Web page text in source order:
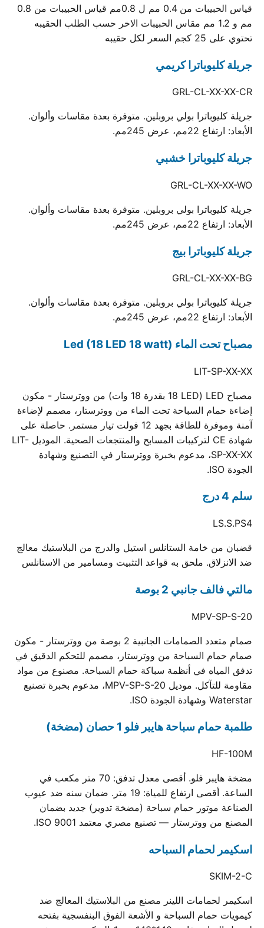
قياس الحبيبات من 0.4 مم ل 0.8مم قياس الحبيبات من 0.8
مم و 1.2 مم مقاس الحبيبات الاخر حسب الطلب الحقيبه
تحتوي على 25 كجم السعر لكل حقيبه
جريلة كليوباترا كريمي
GRL-CL-XX-XX-CR
جريلة كليوباترا بولي بروبلين. متوفرة بعدة مقاسات وألوان.
الأبعاد: ارتفاع 22مم، عرض 245مم.
جريلة كليوباترا خشبي
GRL-CL-XX-XX-WO
جريلة كليوباترا بولي بروبلين. متوفرة بعدة مقاسات وألوان.
الأبعاد: ارتفاع 22مم، عرض 245مم.
جريلة كليوباترا بيج
GRL-CL-XX-XX-BG
جريلة كليوباترا بولي بروبلين. متوفرة بعدة مقاسات وألوان.
الأبعاد: ارتفاع 22مم، عرض 245مم.
مصباح تحت الماء Led (18 LED 18 watt)
LIT-SP-XX-XX
مصباح LED (18 LED بقدرة 18 وات) من ووترستار - مكون
إضاءة حمام السباحة تحت الماء من ووترستار، مصمم لإضاءة
آمنة وموفرة للطاقة بجهد 12 فولت تيار مستمر. حاصلة على
شهادة CE لتركيبات المسابح والمنتجعات الصحية. الموديل LIT-
SP-XX-XX، مدعوم بخبرة ووترستار في التصنيع وشهادة
الجودة ISO.
سلم 4 درج
LS.S.PS4
قضبان من خامة الستانلس استيل والدرج من البلاستيك معالج
ضد الانزلاق. ملحق به قواعد التثبيت ومسامير من الاستانلس
مالتي فالف جانبي 2 بوصة
MPV-SP-S-20
صمام متعدد الصمامات الجانبية 2 بوصة من ووترستار - مكون
صمام حمام السباحة من ووترستار، مصمم للتحكم الدقيق في
تدفق المياه في أنظمة سباكة حمام السباحة. مصنوع من مواد
مقاومة للتآكل. موديل MPV-SP-S-20، مدعوم بخبرة تصنيع
Waterstar وشهادة الجودة ISO.
طلمبة حمام سباحة هايبر فلو 1 حصان (مضخة)
HF-100M
مضخة هايبر فلو. أقصى معدل تدفق: 70 متر مكعب في
الساعة. أقصى ارتفاع للمياة: 19 متر. ضمان سنه ضد عيوب
الصناعة موتور حمام سباحة (مضخة تدوير) جديد بضمان
المصنع من ووترستار — تصنيع مصري معتمد ISO 9001.
اسكيمر لحمام السباحه
SKIM-2-C
اسكيمر لحمامات اللينر مصنع من البلاستيك المعالج ضد
كيمويات حمام السباحة و الأشعة الفوق البنفسجية بفتحه